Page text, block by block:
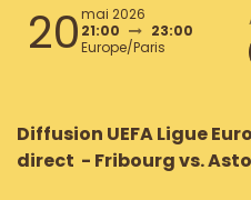
20mai 2026
21:00
23:00
Europe/Paris
Diffusion UEFA Ligue
direct - Fribourg vs.